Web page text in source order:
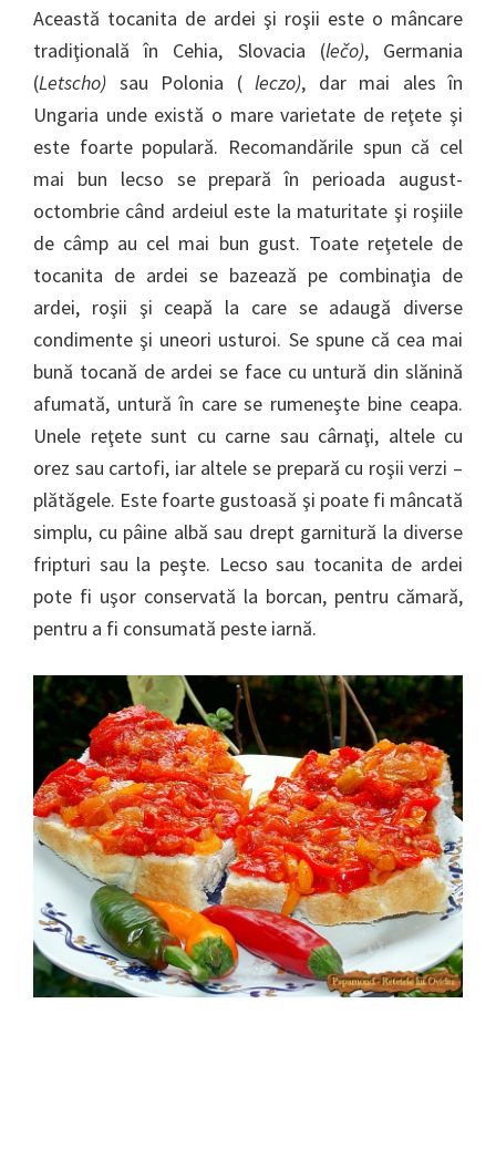
Această tocanita de ardei şi roşii este o mâncare
tradiţională în Cehia, Slovacia (lečo), Germania
(Letscho) sau Polonia ( leczo), dar mai ales în
Ungaria unde există o mare varietate de reţete şi
este foarte populară. Recomandările spun că cel
mai bun lecso se prepară în perioada august-
octombrie când ardeiul este la maturitate şi roşiile
de câmp au cel mai bun gust. Toate reţetele de
tocanita de ardei se bazează pe combinaţia de
ardei, roşii şi ceapă la care se adaugă diverse
condimente şi uneori usturoi. Se spune că cea mai
bună tocană de ardei se face cu untură din slănină
afumată, untură în care se rumeneşte bine ceapa.
Unele reţete sunt cu carne sau cârnaţi, altele cu
orez sau cartofi, iar altele se prepară cu roşii verzi –
plătăgele. Este foarte gustoasă şi poate fi mâncată
simplu, cu pâine albă sau drept garnitură la diverse
fripturi sau la peşte. Lecso sau tocanita de ardei
pote fi uşor conservată la borcan, pentru cămară,
pentru a fi consumată peste iarnă.